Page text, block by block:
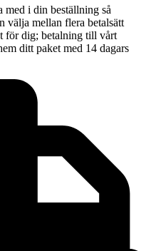
i din beställning så
välja mellan flera betalsätt
för dig; betalning till vårt
ditt paket med 14 dagars